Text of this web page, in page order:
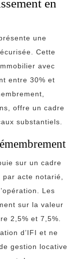
en
une
Cette
avec
entre 30% et
offre un cadre
substantiels.
sur un cadre
par acte notarié,
Les
sur la valeur
2,5% et 7,5%.
d’IFI et ne
gestion locative